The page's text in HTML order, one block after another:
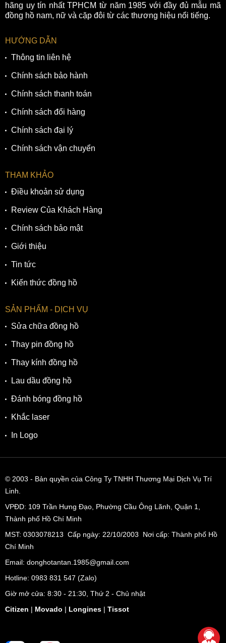
hãng uy tín nhất TPHCM từ năm 1985 với đầy đủ mẫu mã
đồng hồ nam, nữ và cặp đôi từ các thương hiệu nổi tiếng.
HƯỚNG DẪN
Thông tin liên hệ
Chính sách bảo hành
Chính sách thanh toán
Chính sách đổi hàng
Chính sách đại lý
Chính sách vận chuyển
THAM KHẢO
Điều khoản sử dụng
Review Của Khách Hàng
Chính sách bảo mật
Giới thiệu
Tin tức
Kiến thức đồng hồ
SẢN PHẨM - DỊCH VỤ
Sửa chữa đồng hồ
Thay pin đồng hồ
Thay kính đồng hồ
Lau dầu đồng hồ
Đánh bóng đồng hồ
Khắc laser
In Logo
© 2003 - Bản quyền của Công Ty TNHH Thương Mại Dịch Vụ Trí
Linh.
VPĐD: 109 Trần Hưng Đạo, Phường Cầu Ông Lãnh, Quận 1,
Thành phố Hồ Chí Minh
MST: 0303078213 Cấp ngày: 22/10/2003 Nơi cấp: Thành phố Hồ
Chí Minh
Email: donghotantan.1985@gmail.com
Hotline: 0983 831 547 (Zalo)
Giờ mở cửa: 8:30 - 21:30, Thứ 2 - Chủ nhật
Citizen | Movado | Longines | Tissot